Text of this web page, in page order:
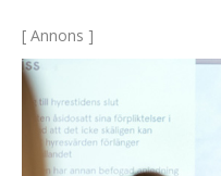
[ Annons ]